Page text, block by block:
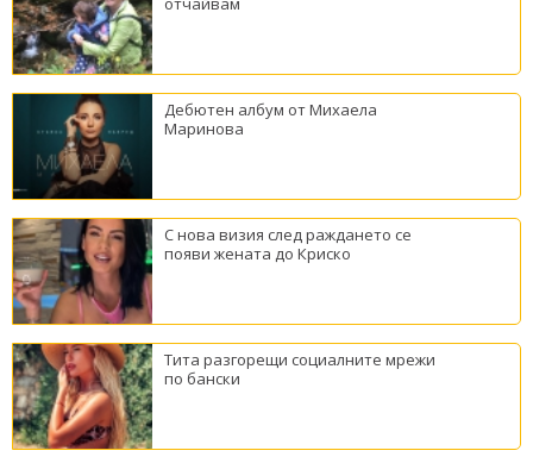
Дебютен албум от Михаела
Маринова
С нова визия след раждането се
появи жената до Криско
Тита разгорещи социалните мрежи
по бански